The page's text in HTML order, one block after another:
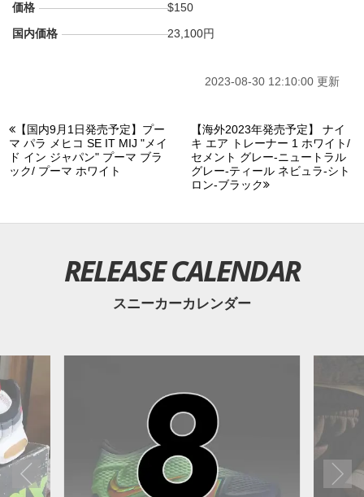
価格
$150
国内価格
23,100円
2023-08-30 12:10:00 更新
【国内9月1日発売予定】プー
マ パラ メヒコ SE IT MIJ "メイ
ド イン ジャパン" プーマ ブラ
ック/ プーマ ホワイト
【海外2023年発売予定】 ナイ
キ エア トレーナー 1 ホワイト/
セメント グレー-ニュートラル
グレー-ティール ネビュラ-シト
ロン-ブラック
RELEASE CALENDAR
スニーカーカレンダー